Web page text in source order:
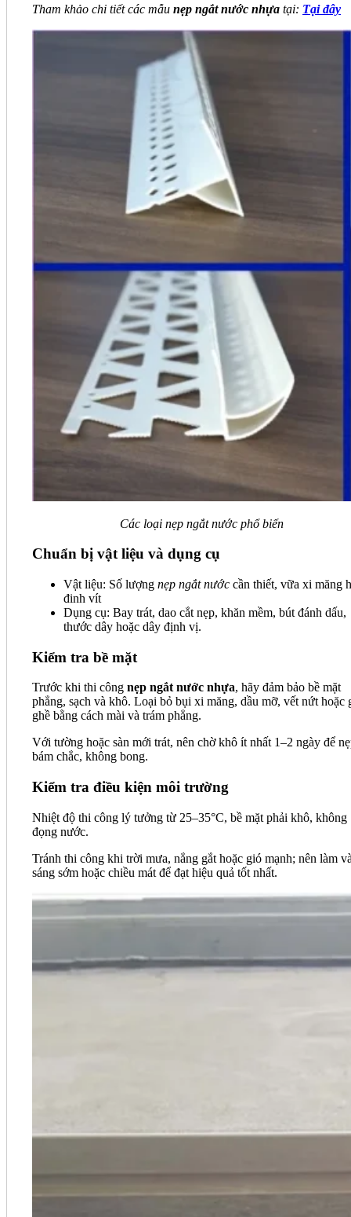
Tham khảo chi tiết các mẫu nẹp ngắt nước nhựa tại: Tại đây
Các loại nẹp ngắt nước phổ biến
Chuẩn bị vật liệu và dụng cụ
Vật liệu: Số lượng nẹp ngắt nước cần thiết, vữa xi măng
đinh vít
Dụng cụ: Bay trát, dao cắt nẹp, khăn mềm, bút đánh dấu,
thước dây hoặc dây định vị.
Kiểm tra bề mặt
Trước khi thi công nẹp ngắt nước nhựa, hãy đảm bảo bề mặt
phẳng, sạch và khô. Loại bỏ bụi xi măng, dầu mỡ, vết nứt hoặc
ghề bằng cách mài và trám phẳng.
Với tường hoặc sàn mới trát, nên chờ khô ít nhất 1–2 ngày để
bám chắc, không bong.
Kiểm tra điều kiện môi trường
Nhiệt độ thi công lý tưởng từ 25–35°C, bề mặt phải khô, không
đọng nước.
Tránh thi công khi trời mưa, nắng gắt hoặc gió mạnh; nên làm
sáng sớm hoặc chiều mát để đạt hiệu quả tốt nhất.